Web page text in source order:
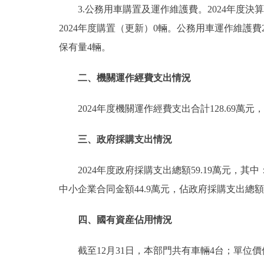
3.公務用車購置及運作維護費。2024年度決
2024年度購置（更新）0輛。公務用車運作維護
保有量4輛。
二、機關運作經費支出情況
2024年度機關運作經費支出合計128.69萬元
三、政府採購支出情況
2024年度政府採購支出總額59.19萬元，其
中小企業合同金額44.9萬元，佔政府採購支出總
四、國有資産佔用情況
截至12月31日，本部門共有車輛4台；單位